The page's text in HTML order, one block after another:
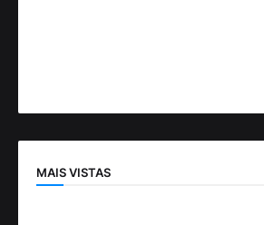
MAIS VISTAS